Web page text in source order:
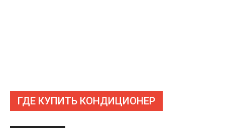
ГДЕ КУПИТЬ КОНДИЦИОНЕР